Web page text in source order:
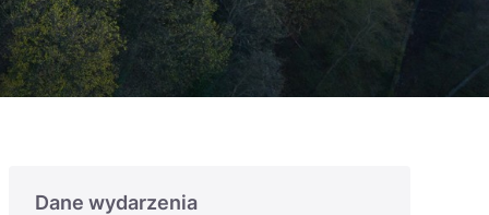
Turystyczne
Dane wydarzenia